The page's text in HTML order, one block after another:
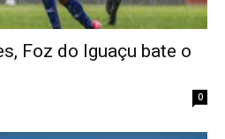
Foz do Iguaçu bate o
0